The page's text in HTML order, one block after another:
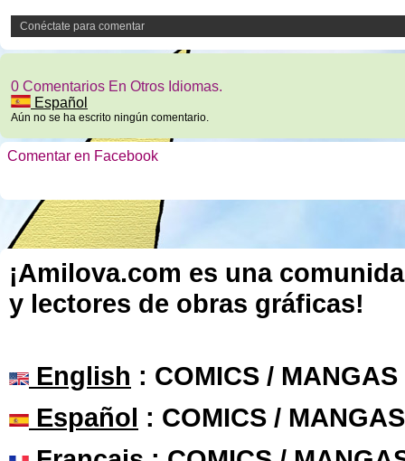
Conéctate para comentar
0 Comentarios En Otros Idiomas.
Español
Aún no se ha escrito ningún comentario.
Comentar en Facebook
¡Amilova.com es una
y lectores de obras gráficas!
English : COMICS /
Español : COMICS /